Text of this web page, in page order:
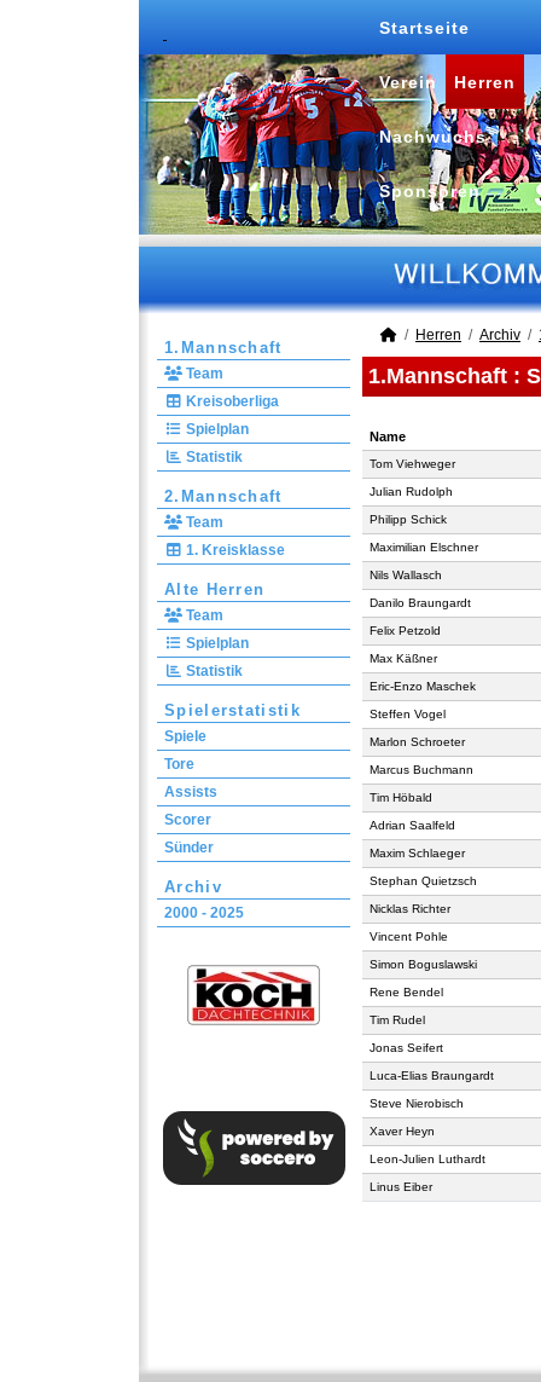
Startseite
Verein Herren
Nachwuchs
Sponsoren
1.Mannschaft
Team
Kreisoberliga
Spielplan
Statistik
2.Mannschaft
Team
1. Kreisklasse
Alte Herren
Team
Spielplan
Statistik
Spielerstatistik
Spiele
Tore
Assists
Scorer
Sünder
Archiv
2000 - 2025
Herren Archiv
1.Mannschaft :
Name
Name
Tom Viehweger
Julian Rudolph
Philipp Schick
Maximilian Elschner
Nils Wallasch
Danilo Braungardt
Felix Petzold
Max Käßner
Eric-Enzo Maschek
Steffen Vogel
Marlon Schroeter
Marcus Buchmann
Tim Höbald
Adrian Saalfeld
Maxim Schlaeger
Stephan Quietzsch
Nicklas Richter
Vincent Pohle
Simon Boguslawski
Rene Bendel
Tim Rudel
Jonas Seifert
Luca-Elias Braungardt
Steve Nierobisch
Xaver Heyn
Leon-Julien Luthardt
Linus Eiber